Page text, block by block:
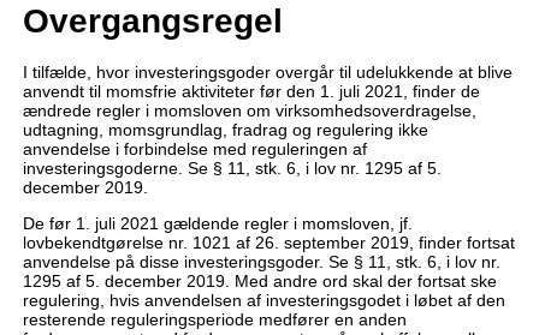
Overgangsregel
I tilfælde, hvor investeringsgoder overgår til udelukkende at blive
anvendt til momsfrie aktiviteter før den 1. juli 2021, finder de
ændrede regler i momsloven om virksomhedsoverdragelse,
udtagning, momsgrundlag, fradrag og regulering ikke
anvendelse i forbindelse med reguleringen af
investeringsgoderne. Se § 11, stk. 6, i lov nr. 1295 af 5.
december 2019.
De før 1. juli 2021 gældende regler i momsloven, jf.
lovbekendtgørelse nr. 1021 af 26. september 2019, finder fortsat
anvendelse på disse investeringsgoder. Se § 11, stk. 6, i lov nr.
1295 af 5. december 2019. Med andre ord skal der fortsat ske
regulering, hvis anvendelsen af investeringsgodet i løbet af den
resterende reguleringsperiode medfører en anden